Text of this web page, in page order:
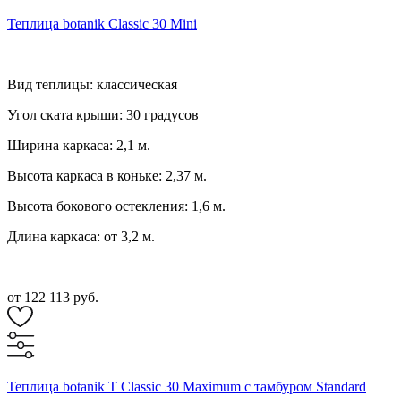
Теплица botanik Classic 30 Mini
Вид теплицы: классическая
Угол ската крыши: 30 градусов
Ширина каркаса: 2,1 м.
Высота каркаса в коньке: 2,37 м.
Высота бокового остекления: 1,6 м.
Длина каркаса: от 3,2 м.
от 122 113 руб.
Теплица botanik T Classic 30 Maximum с тамбуром Standard